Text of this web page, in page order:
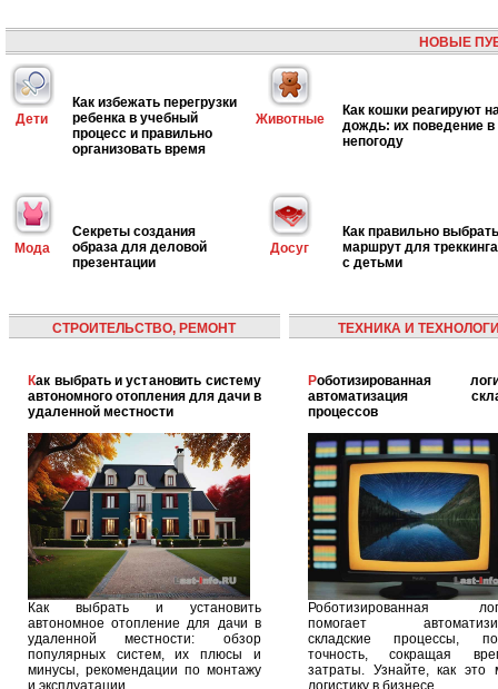
НОВЫЕ
Дети
Как избежать перегрузки
ребенка в учебный
процесс и правильно
организовать время
Животные
Как кошки реагируют
дождь: их поведение в
непогоду
Мода
Секреты создания
образа для деловой
презентации
Досуг
Как правильно выбрать
маршрут для треккинга
с детьми
СТРОИТЕЛЬСТВО, РЕМОНТ
Как выбрать и установить систему
автономного отопления для дачи в
удаленной местности
Как выбрать и установить
автономное отопление для дачи в
удаленной местности: обзор
популярных систем, их плюсы и
минусы, рекомендации по монтажу
и эксплуатации.
ТЕХНИКА И
Роботизированная логистика:
автоматизация
процессов
Роботизированная
помогает
складские процессы,
точность, сокращая
затраты. Узнайте, как это
логистику в бизнесе.